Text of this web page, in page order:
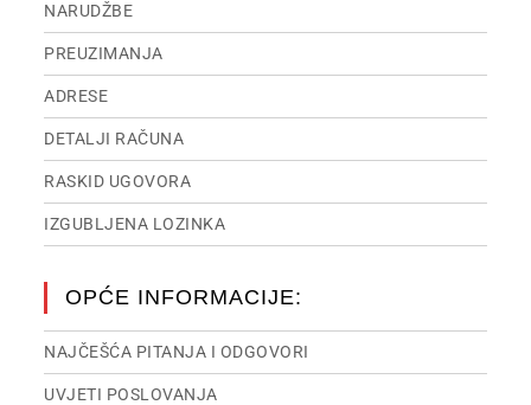
NARUDŽBE
PREUZIMANJA
ADRESE
DETALJI RAČUNA
RASKID UGOVORA
IZGUBLJENA LOZINKA
OPĆE INFORMACIJE:
NAJČEŠĆA PITANJA I ODGOVORI
UVJETI POSLOVANJA